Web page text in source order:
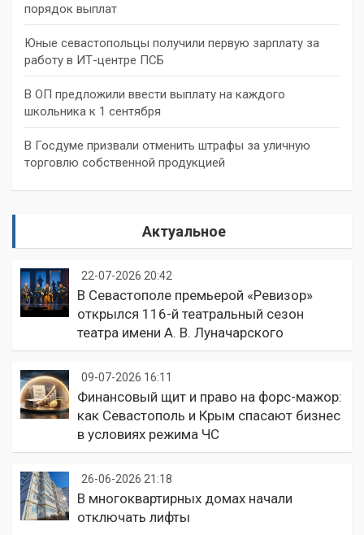
порядок выплат
Юные севастопольцы получили первую зарплату за
работу в ИТ-центре ПСБ
В ОП предложили ввести выплату на каждого
школьника к 1 сентября
В Госдуме призвали отменить штрафы за уличную
торговлю собственной продукцией
Актуальное
22-07-2026 20:42
В Севастополе премьерой «Ревизор»
открылся 116-й театральный сезон
театра имени А. В. Луначарского
09-07-2026 16:11
Финансовый щит и право на форс-мажор:
как Севастополь и Крым спасают бизнес
в условиях режима ЧС
26-06-2026 21:18
В многоквартирных домах начали
отключать лифты